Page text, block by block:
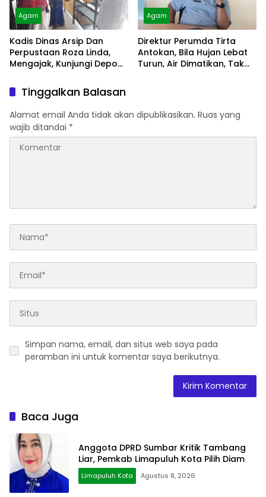
Agam
Kadis Dinas Arsip Dan
Perpustaan Roza Linda,
Mengajak, Kunjungi Depo
Agam
Direktur Perumda Tirta
Antokan, Bila Hujan Lebat
Turun, Air Dimatikan, Tak
Tinggalkan Balasan
Alamat email Anda tidak akan dipublikasikan. Ruas yang
wajib ditandai *
Simpan nama, email, dan situs web saya pada
peramban ini untuk komentar saya berikutnya.
Baca Juga
Anggota DPRD Sumbar Kritik Tambang
Liar, Pemkab Limapuluh Kota Pilih Diam
Limapuluh Kota Agustus 8, 2026